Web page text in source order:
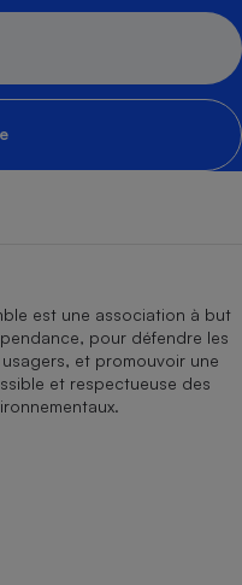
est une association à but
pour défendre les
et promouvoir une
et respectueuse des